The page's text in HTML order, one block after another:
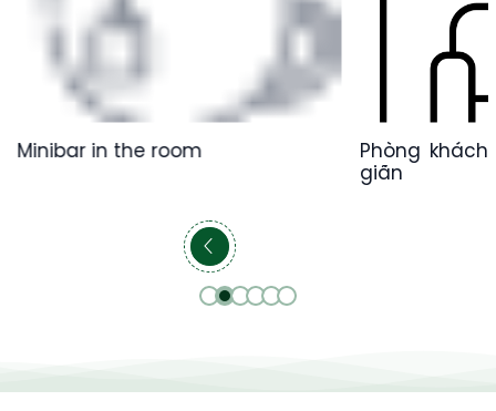
Minibar in the room
Phòng
giãn